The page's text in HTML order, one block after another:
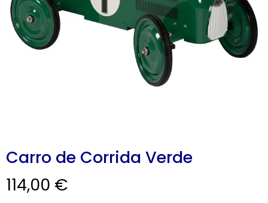
Catálogos
CARRINHO
0 items
Carro de Corrida Verde
114,00 €